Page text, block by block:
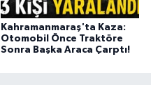
Kahramanmaraş'ta Kaza:
Otomobil Önce Traktöre
Sonra Başka Araca Çarptı!